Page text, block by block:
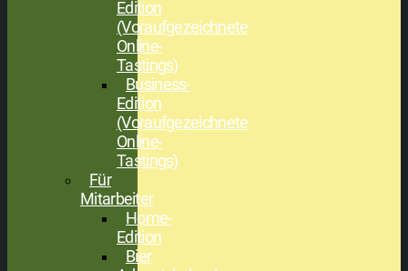
Edition
(Voraufgezeichnete
Online-
Tastings)
Business-
Edition
(Voraufgezeichnete
Online-
Tastings)
Für
Mitarbeiter
Home-
Edition
Bier